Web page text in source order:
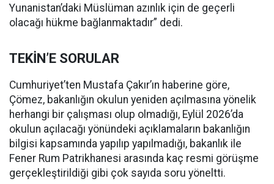
Yunanistan’daki Müslüman azınlık için de geçerli
olacağı hükme bağlanmaktadır” dedi.
TEKİN’E SORULAR
Cumhuriyet’ten Mustafa Çakır’ın haberine göre,
Çömez, bakanlığın okulun yeniden açılmasına yönelik
herhangi bir çalışması olup olmadığı, Eylül 2026’da
okulun açılacağı yönündeki açıklamaların bakanlığın
bilgisi kapsamında yapılıp yapılmadığı, bakanlık ile
Fener Rum Patrikhanesi arasında kaç resmi görüşme
gerçekleştirildiği gibi çok sayıda soru yöneltti.